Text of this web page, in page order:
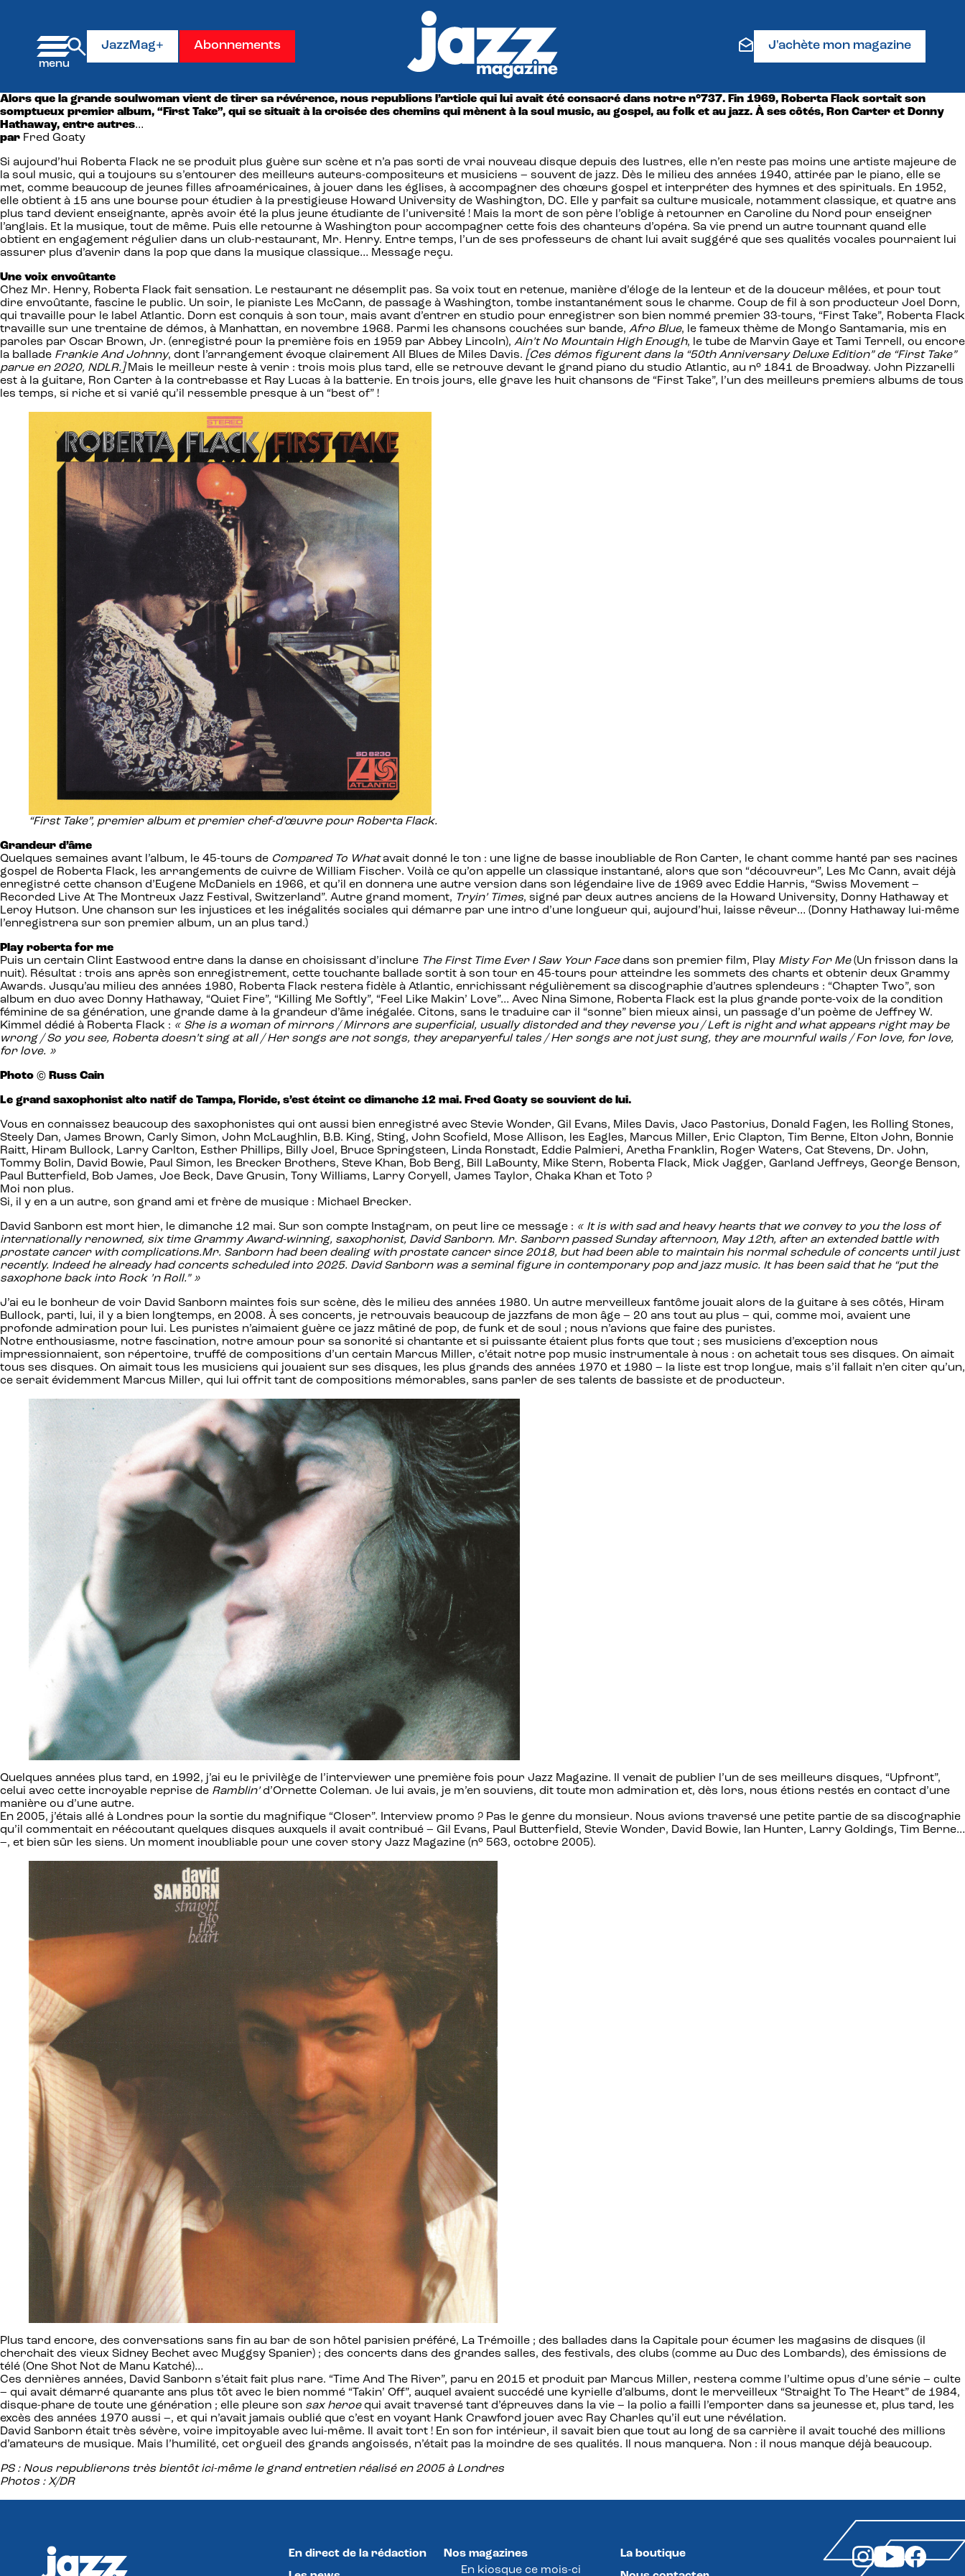
JazzMag+ Abonnements J'achète mon magazine
Alors que la grande soulwoman vient de tirer sa révérence, nous republions l’article qui lui avait été consacré dans notre n°737. Fin 1969, Roberta Flack sortait son
somptueux premier album, “First Take”, qui se situait à la croisée des chemins qui mènent à la soul music, au gospel, au folk et au jazz. À ses côtés, Ron Carter et Donny
Hathaway, entre autres…
par Fred Goaty
Si aujourd’hui Roberta Flack ne se produit plus guère sur scène et n’a pas sorti de vrai nouveau disque depuis des lustres, elle n’en reste pas moins une artiste majeure de
la soul music, qui a toujours su s’entourer des meilleurs auteurs-compositeurs et musiciens – souvent de jazz. Dès le milieu des années 1940, attirée par le piano, elle se
met, comme beaucoup de jeunes filles afroaméricaines, à jouer dans les églises, à accompagner des chœurs gospel et interpréter des hymnes et des spirituals. En 1952,
elle obtient à 15 ans une bourse pour étudier à la prestigieuse Howard University de Washington, DC. Elle y parfait sa culture musicale, notamment classique, et quatre ans
plus tard devient enseignante, après avoir été la plus jeune étudiante de l’université ! Mais la mort de son père l’oblige à retourner en Caroline du Nord pour enseigner
l’anglais. Et la musique, tout de même. Puis elle retourne à Washington pour accompagner cette fois des chanteurs d’opéra. Sa vie prend un autre tournant quand elle
obtient en engagement régulier dans un club-restaurant, Mr. Henry. Entre temps, l’un de ses professeurs de chant lui avait suggéré que ses qualités vocales pourraient lui
assurer plus d’avenir dans la pop que dans la musique classique… Message reçu.
Une voix envoûtante
Chez Mr. Henry, Roberta Flack fait sensation. Le restaurant ne désemplit pas. Sa voix tout en retenue, manière d’éloge de la lenteur et de la douceur mêlées, et pour tout
dire envoûtante, fascine le public. Un soir, le pianiste Les McCann, de passage à Washington, tombe instantanément sous le charme. Coup de fil à son producteur Joel Dorn,
qui travaille pour le label Atlantic. Dorn est conquis à son tour, mais avant d’entrer en studio pour enregistrer son bien nommé premier 33-tours, “First Take”, Roberta Flack
travaille sur une trentaine de démos, à Manhattan, en novembre 1968. Parmi les chansons couchées sur bande, Afro Blue, le fameux thème de Mongo Santamaria, mis en
paroles par Oscar Brown, Jr. (enregistré pour la première fois en 1959 par Abbey Lincoln), Ain’t No Mountain High Enough, le tube de Marvin Gaye et Tami Terrell, ou encore
la ballade Frankie And Johnny, dont l’arrangement évoque clairement All Blues de Miles Davis. [Ces démos figurent dans la “50th Anniversary Deluxe Edition” de “First Take”
parue en 2020, NDLR.]Mais le meilleur reste à venir : trois mois plus tard, elle se retrouve devant le grand piano du studio Atlantic, au n° 1841 de Broadway. John Pizzarelli
est à la guitare, Ron Carter à la contrebasse et Ray Lucas à la batterie. En trois jours, elle grave les huit chansons de “First Take”, l’un des meilleurs premiers albums de tous
les temps, si riche et si varié qu’il ressemble presque à un “best of” !
“First Take”, premier album et premier chef-d’œuvre pour Roberta Flack.
Grandeur d’âme
Quelques semaines avant l’album, le 45-tours de Compared To Whatavait donné le ton : une ligne de basse inoubliable de Ron Carter, le chant comme hanté par ses racines
gospel de Roberta Flack, les arrangements de cuivre de William Fischer. Voilà ce qu’on appelle un classique instantané, alors que son “découvreur”, Les Mc Cann, avait déjà
enregistré cette chanson d’Eugene McDaniels en 1966, et qu’il en donnera une autre version dans son légendaire live de 1969 avec Eddie Harris, “Swiss Movement –
Recorded Live At The Montreux Jazz Festival, Switzerland”. Autre grand moment, Tryin’ Times, signé par deux autres anciens de la Howard University, Donny Hathaway et
Leroy Hutson. Une chanson sur les injustices et les inégalités sociales qui démarre par une intro d’une longueur qui, aujourd’hui, laisse rêveur… (Donny Hathaway lui-même
l’enregistrera sur son premier album, un an plus tard.)
Play roberta for me
Puis un certain Clint Eastwood entre dans la danse en choisissant d’inclure The First Time Ever I Saw Your Facedans son premier film, Play Misty For Me(Un frisson dans la
nuit). Résultat : trois ans après son enregistrement, cette touchante ballade sortit à son tour en 45-tours pour atteindre les sommets des charts et obtenir deux Grammy
Awards. Jusqu’au milieu des années 1980, Roberta Flack restera fidèle à Atlantic, enrichissant régulièrement sa discographie d’autres splendeurs : “Chapter Two”, son
album en duo avec Donny Hathaway, “Quiet Fire”, “Killing Me Softly”, “Feel Like Makin’ Love”… Avec Nina Simone, Roberta Flack est la plus grande porte-voix de la condition
féminine de sa génération, une grande dame à la grandeur d’âme inégalée. Citons, sans le traduire car il “sonne” bien mieux ainsi, un passage d’un poème de Jeffrey W.
Kimmel dédié à Roberta Flack : « She is a woman of mirrors / Mirrors are superficial, usually distorded and they reverse you / Left is right and what appears right may be
wrong / So you see, Roberta doesn’t sing at all / Her songs are not songs, they areparyerful tales / Her songs are not just sung, they are mournful wails / For love, for love,
for love. »
Photo © Russ Cain
Le grand saxophonist alto natif de Tampa, Floride, s’est éteint ce dimanche 12 mai. Fred Goaty se souvient de lui.
Vous en connaissez beaucoup des saxophonistes qui ont aussi bien enregistré avec Stevie Wonder, Gil Evans, Miles Davis, Jaco Pastorius, Donald Fagen, les Rolling Stones,
Steely Dan, James Brown, Carly Simon, John McLaughlin, B.B. King, Sting, John Scofield, Mose Allison, les Eagles, Marcus Miller, Eric Clapton, Tim Berne, Elton John, Bonnie
Raitt, Hiram Bullock, Larry Carlton, Esther Phillips, Billy Joel, Bruce Springsteen, Linda Ronstadt, Eddie Palmieri, Aretha Franklin, Roger Waters, Cat Stevens, Dr. John,
Tommy Bolin, David Bowie, Paul Simon, les Brecker Brothers, Steve Khan, Bob Berg, Bill LaBounty, Mike Stern, Roberta Flack, Mick Jagger, Garland Jeffreys, George Benson,
Paul Butterfield, Bob James, Joe Beck, Dave Grusin, Tony Williams, Larry Coryell, James Taylor, Chaka Khan et Toto ?
Moi non plus.
Si, il y en a un autre, son grand ami et frère de musique : Michael Brecker.
David Sanborn est mort hier, le dimanche 12 mai. Sur son compte Instagram, on peut lire ce message : « It is with sad and heavy hearts that we convey to you the loss of
internationally renowned, six time Grammy Award-winning, saxophonist, David Sanborn. Mr. Sanborn passed Sunday afternoon, May 12th, after an extended battle with
prostate cancer with complications.Mr. Sanborn had been dealing with prostate cancer since 2018, but had been able to maintain his normal schedule of concerts until just
recently. Indeed he already had concerts scheduled into 2025. David Sanborn was a seminal figure in contemporary pop and jazz music. It has been said that he “put the
saxophone back into Rock ’n Roll.” »
J’ai eu le bonheur de voir David Sanborn maintes fois sur scène, dès le milieu des années 1980. Un autre merveilleux fantôme jouait alors de la guitare à ses côtés, Hiram
Bullock, parti, lui, il y a bien longtemps, en 2008. À ses concerts, je retrouvais beaucoup de jazzfans de mon âge – 20 ans tout au plus – qui, comme moi, avaient une
profonde admiration pour lui. Les puristes n’aimaient guère ce jazz mâtiné de pop, de funk et de soul ; nous n’avions que faire des puristes.
Notre enthousiasme, notre fascination, notre amour pour sa sonorité si chantante et si puissante étaient plus forts que tout ; ses musiciens d’exception nous
impressionnaient, son répertoire, truffé de compositions d’un certain Marcus Miller, c’était notre pop music instrumentale à nous : on achetait tous ses disques. On aimait
tous ses disques. On aimait tous les musiciens qui jouaient sur ses disques, les plus grands des années 1970 et 1980 – la liste est trop longue, mais s’il fallait n’en citer qu’un,
ce serait évidemment Marcus Miller, qui lui offrit tant de compositions mémorables, sans parler de ses talents de bassiste et de producteur.
Quelques années plus tard, en 1992, j’ai eu le privilège de l’interviewer une première fois pour Jazz Magazine. Il venait de publier l’un de ses meilleurs disques, “Upfront”,
celui avec cette incroyable reprise de Ramblin’d’Ornette Coleman. Je lui avais, je m’en souviens, dit toute mon admiration et, dès lors, nous étions restés en contact d’une
manière ou d’une autre.
En 2005, j’étais allé à Londres pour la sortie du magnifique “Closer”. Interview promo ? Pas le genre du monsieur. Nous avions traversé une petite partie de sa discographie
qu’il commentait en réécoutant quelques disques auxquels il avait contribué – Gil Evans, Paul Butterfield, Stevie Wonder, David Bowie, Ian Hunter, Larry Goldings, Tim Berne…
–, et bien sûr les siens. Un moment inoubliable pour une cover story Jazz Magazine (n° 563, octobre 2005).
Plus tard encore, des conversations sans fin au bar de son hôtel parisien préféré, La Trémoille ; des ballades dans la Capitale pour écumer les magasins de disques (il
cherchait des vieux Sidney Bechet avec Muggsy Spanier) ; des concerts dans des grandes salles, des festivals, des clubs (comme au Duc des Lombards), des émissions de
télé (One Shot Not de Manu Katché)…
Ces dernières années, David Sanborn s’était fait plus rare. “Time And The River”, paru en 2015 et produit par Marcus Miller, restera comme l’ultime opus d’une série – culte
– qui avait démarré quarante ans plus tôt avec le bien nommé “Takin’ Off”, auquel avaient succédé une kyrielle d’albums, dont le merveilleux “Straight To The Heart” de 1984,
disque-phare de toute une génération ; elle pleure son sax heroequi avait traversé tant d’épreuves dans la vie – la polio a failli l’emporter dans sa jeunesse et, plus tard, les
excès des années 1970 aussi –, et qui n’avait jamais oublié que c’est en voyant Hank Crawford jouer avec Ray Charles qu’il eut une révélation.
David Sanborn était très sévère, voire impitoyable avec lui-même. Il avait tort ! En son for intérieur, il savait bien que tout au long de sa carrière il avait touché des millions
d’amateurs de musique. Mais l’humilité, cet orgueil des grands angoissés, n’était pas la moindre de ses qualités. Il nous manquera. Non : il nous manque déjà beaucoup.
PS : Nous republierons très bientôt ici-même le grand entretien réalisé en 2005 à Londres
Photos : X/DR
En direct de la rédaction
Nos magazines
En kiosque ce mois-ci
La boutique